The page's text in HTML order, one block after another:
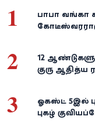
1
பாபா வங்கா
2
12
குரு ஆதித்ய
3
ஓகஸ்ட் 5இல்
புகழ்